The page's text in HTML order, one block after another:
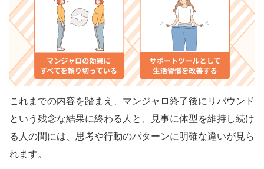
これまでの内容を踏まえ、マンジャロ終了後にリバウンド
という残念な結果に終わる人と、見事に体型を維持し続け
る人の間には、思考や行動のパターンに明確な違いが見ら
れます。